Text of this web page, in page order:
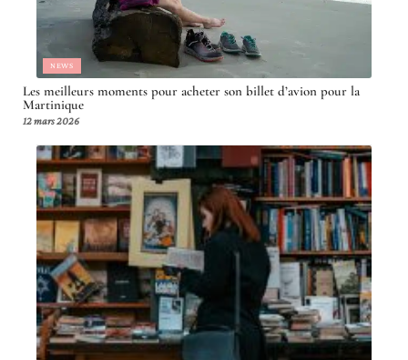
NEWS
Les meilleurs moments pour acheter son billet d’avion pour la
Martinique
12 mars 2026